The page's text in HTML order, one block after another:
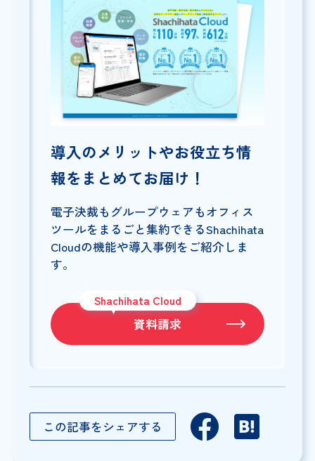
導入のメリットやお役立ち情
報をまとめてお届け！
電子決裁もグループウェアもオフィス
ツールをまるごと集約できるShachihata
Cloudの機能や導入事例をご紹介しま
す。
Shachihata Cloud
資料請求
この記事をシェアする